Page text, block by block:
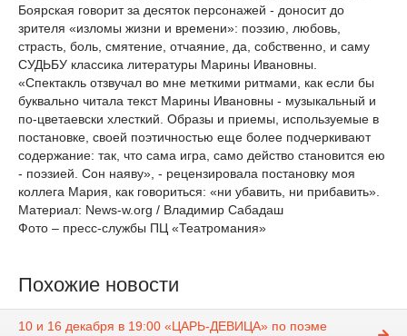
Боярская говорит за десяток персонажей - доносит до
зрителя «изломы жизни и времени»: поэзию, любовь,
страсть, боль, смятение, отчаяние, да, собственно, и саму
СУДЬБУ классика литературы Марины Ивановны.
«Спектакль отзвучал во мне меткими ритмами, как если бы
буквально читала текст Марины Ивановны - музыкальный и
по-цветаевски хлесткий. Образы и приемы, используемые в
постановке, своей поэтичностью еще более подчеркивают
содержание: так, что сама игра, само действо становится ею
- поэзией. Сон наяву», - рецензировала постановку моя
коллега Мария, как говориться: «ни убавить, ни прибавить».
Материал: News-w.org / Владимир Сабадаш
Фото – пресс-службы ПЦ «Театромания»
Похожие новости
10 и 16 декабря в 19:00 «ЦАРЬ-ДЕВИЦА» по поэме